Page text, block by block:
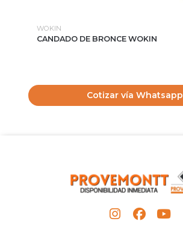
WOKIN
CANDADO DE BRONCE WOKIN
Cotizar vía Whatsapp